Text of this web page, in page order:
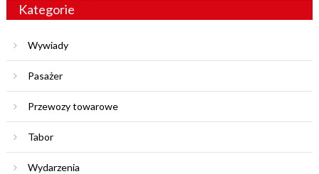
Kategorie
Wywiady
Pasażer
Przewozy towarowe
Tabor
Wydarzenia